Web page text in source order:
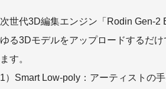
次世代3D編集エンジン「Rodin Gen-2
ゆる3Dモデルをアップロードするだ
ます。
1）Smart Low-poly：アーティストの